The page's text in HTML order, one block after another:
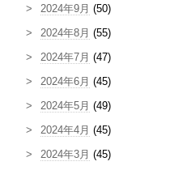
2024年9月 (50)
2024年8月 (55)
2024年7月 (47)
2024年6月 (45)
2024年5月 (49)
2024年4月 (45)
2024年3月 (45)